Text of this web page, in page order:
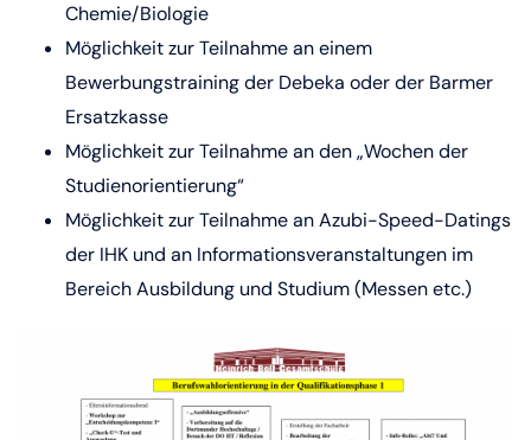
Chemie/Biologie
Möglichkeit zur Teilnahme an einem
Bewerbungstraining der Debeka oder der Barmer
Ersatzkasse
Möglichkeit zur Teilnahme an den „Wochen der
Studienorientierung“
Möglichkeit zur Teilnahme an Azubi-Speed-Datings
der IHK und an Informationsveranstaltungen im
Bereich Ausbildung und Studium (Messen etc.)